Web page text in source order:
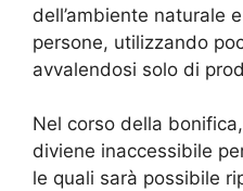
dell’ambiente naturale
persone, utilizzando
avvalendosi solo di
Nel corso della
diviene inaccessibile
le quali sarà possibile